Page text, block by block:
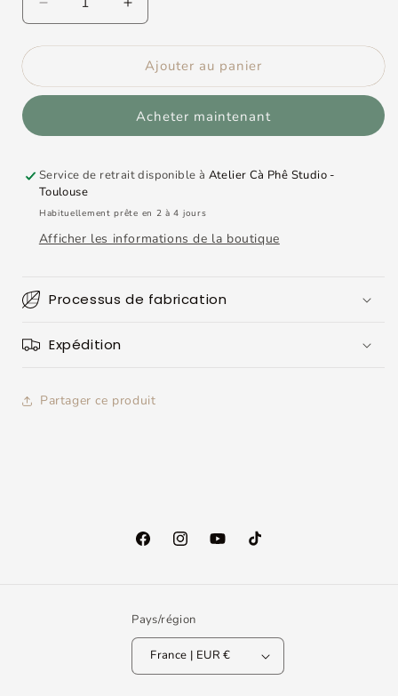
Réduire
la
quantité
Worry
clé
Augmenter
la
quantité
Worry
porte-
clé
Ajouter au panier
Acheter maintenant
Service de retrait disponible à Atelier Cà Phê Studio -
Toulouse
Habituellement prête en 2 à 4 jours
Afficher les informations de la boutique
Processus de fabrication
Expédition
Partager ce produit
FacebookInstagramYouTubeTikTok
Pays/région
France | EUR €